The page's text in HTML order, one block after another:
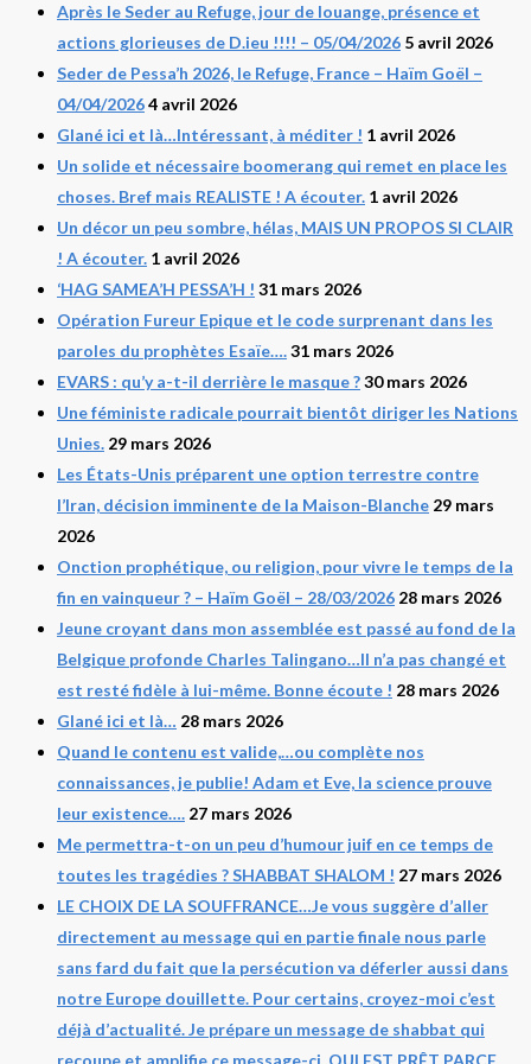
Après le Seder au Refuge, jour de louange, présence et
actions glorieuses de D.ieu !!!! – 05/04/2026 5 avril 2026
Seder de Pessa’h 2026, le Refuge, France – Haïm Goël –
04/04/20264 avril 2026
Glané ici et là…Intéressant, à méditer ! 1 avril 2026
Un solide et nécessaire boomerang qui remet en place les
choses. Bref mais REALISTE ! A écouter. 1 avril 2026
Un décor un peu sombre, hélas, MAIS UN PROPOS SI CLAIR
! A écouter. 1 avril 2026
‘HAG SAMEA’H PESSA’H ! 31 mars 2026
Opération Fureur Epique et le code surprenant dans les
paroles du prophètes Esaïe….31 mars 2026
EVARS : qu’y a-t-il derrière le masque ?30 mars 2026
Une féministe radicale pourrait bientôt diriger les Nations
Unies. 29 mars 2026
Les États-Unis préparent une option terrestre contre
l’Iran, décision imminente de la Maison-Blanche 29 mars
2026
Onction prophétique, ou religion, pour vivre le temps de la
fin en vainqueur ? – Haïm Goël – 28/03/2026 28 mars 2026
Jeune croyant dans mon assemblée est passé au fond de la
Belgique profonde Charles Talingano…Il n’a pas changé et
est resté fidèle à lui-même. Bonne écoute ! 28 mars 2026
Glané ici et là… 28 mars 2026
Quand le contenu est valide,…ou complète nos
connaissances, je publie! Adam et Eve, la science prouve
leur existence…. 27 mars 2026
Me permettra-t-on un peu d’humour juif en ce temps de
toutes les tragédies ? SHABBAT SHALOM ! 27 mars 2026
LE CHOIX DE LA SOUFFRANCE…Je vous suggère d’aller
directement au message qui en partie finale nous parle
sans fard du fait que la persécution va déferler aussi dans
notre Europe douillette. Pour certains, croyez-moi c’est
déjà d’actualité. Je prépare un message de shabbat qui
recoupe et amplifie ce message-ci. QUI EST PRÊT PARCE